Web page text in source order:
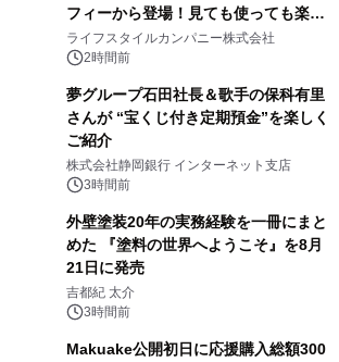
フィーから登場！見ても使っても楽し
い、ポップでキュートなコレクショ
ン。
ライフスタイルカンパニー株式会社
2時間前
夢グループ石田社長＆歌手の保科有里
さんが “宝くじ付き定期預金”を楽しく
ご紹介
株式会社静岡銀行 インターネット支店
3時間前
外壁塗装20年の実務経験を一冊にまと
めた 『塗料の世界へようこそ』を8月
21日に発売
吉都紀 太介
3時間前
Makuake公開初日に応援購入総額300